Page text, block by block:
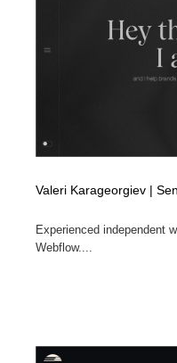
Valeri Karageorgiev |
Experienced independent
Webflow....